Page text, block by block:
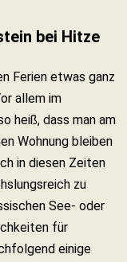
bei Hitze
Ferien etwas ganz
allem im
heiß, dass man am
Wohnung bleiben
in diesen Zeiten
zu
See- oder
für
einige